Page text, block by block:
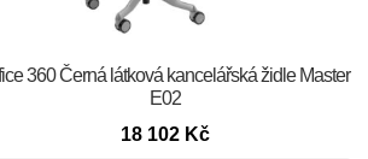
360 Černá látková kancelářská židle Master
E02
18 102 Kč